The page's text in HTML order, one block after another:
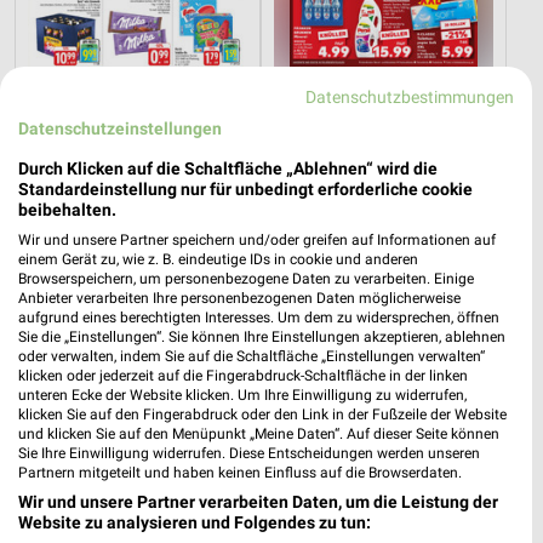
Angebote ab 03.08.
Noch heute gültig
1,8 km
Gültig bis Mi. 12.08.
REWE
Datenschutzbestimmungen
Datenschutzeinstellungen
Durch Klicken auf die Schaltfläche „Ablehnen“ wird die
Standardeinstellung nur für unbedingt erforderliche cookie
beibehalten.
Wir und unsere Partner speichern und/oder greifen auf Informationen auf
einem Gerät zu, wie z. B. eindeutige IDs in cookie und anderen
Browserspeichern, um personenbezogene Daten zu verarbeiten. Einige
Anbieter verarbeiten Ihre personenbezogenen Daten möglicherweise
aufgrund eines berechtigten Interesses. Um dem zu widersprechen, öffnen
Sie die „Einstellungen“. Sie können Ihre Einstellungen akzeptieren, ablehnen
oder verwalten, indem Sie auf die Schaltfläche „Einstellungen verwalten“
klicken oder jederzeit auf die Fingerabdruck-Schaltfläche in der linken
unteren Ecke der Website klicken. Um Ihre Einwilligung zu widerrufen,
klicken Sie auf den Fingerabdruck oder den Link in der Fußzeile der Website
und klicken Sie auf den Menüpunkt „Meine Daten“. Auf dieser Seite können
Sie Ihre Einwilligung widerrufen. Diese Entscheidungen werden unseren
Partnern mitgeteilt und haben keinen Einfluss auf die Browserdaten.
Wir und unsere Partner verarbeiten Daten, um die Leistung der
Website zu analysieren und Folgendes zu tun: